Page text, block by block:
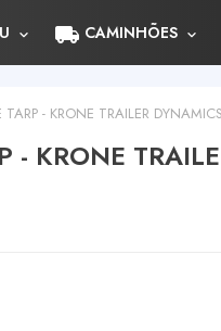
local_shipping CAMINHÕES
TARP - KRONE TRAILER DYNAMICS
- KRONE